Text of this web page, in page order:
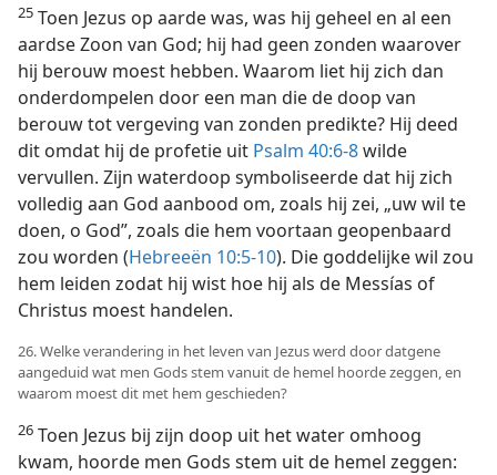
25 Toen Jezus op aarde was, was hij geheel en al een
aardse Zoon van God; hij had geen zonden waarover
hij berouw moest hebben. Waarom liet hij zich dan
onderdompelen door een man die de doop van
berouw tot vergeving van zonden predikte? Hij deed
dit omdat hij de profetie uit Psalm 40:6-8wilde
vervullen. Zijn waterdoop symboliseerde dat hij zich
volledig aan God aanbood om, zoals hij zei, „uw wil te
doen, o God”, zoals die hem voortaan geopenbaard
zou worden (Hebreeën 10:5-10). Die goddelijke wil zou
hem leiden zodat hij wist hoe hij als de Messías of
Christus moest handelen.
26. Welke verandering in het leven van Jezus werd door datgene
aangeduid wat men Gods stem vanuit de hemel hoorde zeggen, en
waarom moest dit met hem geschieden?
26 Toen Jezus bij zijn doop uit het water omhoog
kwam, hoorde men Gods stem uit de hemel zeggen: